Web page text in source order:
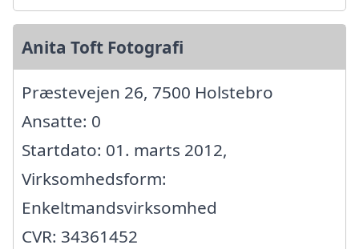
Anita Toft Fotografi
Præstevejen 26, 7500 Holstebro
Ansatte: 0
Startdato: 01. marts 2012,
Virksomhedsform:
Enkeltmandsvirksomhed
CVR: 34361452